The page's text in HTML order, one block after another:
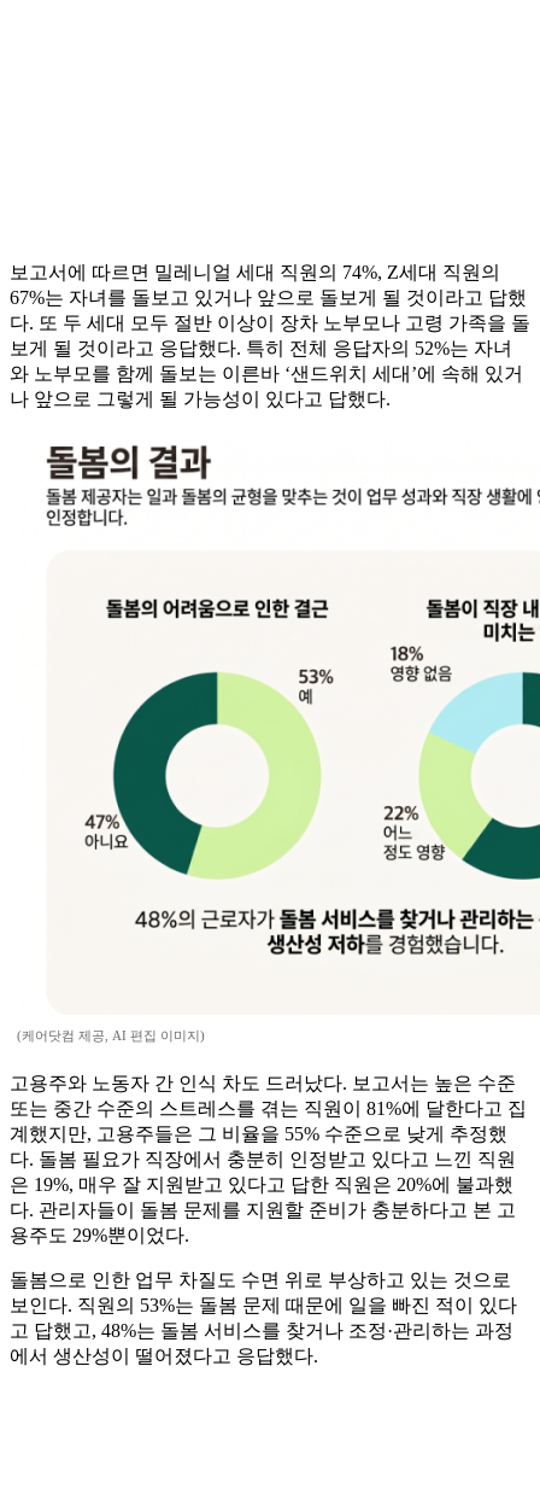
보고서에 따르면 밀레니얼 세대 직원의 74%, Z세대 직원의
67%는 자녀를 돌보고 있거나 앞으로 돌보게 될 것이라고 답했
다. 또 두 세대 모두 절반 이상이 장차 노부모나 고령 가족을 돌
보게 될 것이라고 응답했다. 특히 전체 응답자의 52%는 자녀
와 노부모를 함께 돌보는 이른바 ‘샌드위치 세대’에 속해 있거
나 앞으로 그렇게 될 가능성이 있다고 답했다.
(케어닷컴 제공, AI 편집 이미지)
고용주와 노동자 간 인식 차도 드러났다. 보고서는 높은 수준
또는 중간 수준의 스트레스를 겪는 직원이 81%에 달한다고 집
계했지만, 고용주들은 그 비율을 55% 수준으로 낮게 추정했
다. 돌봄 필요가 직장에서 충분히 인정받고 있다고 느낀 직원
은 19%, 매우 잘 지원받고 있다고 답한 직원은 20%에 불과했
다. 관리자들이 돌봄 문제를 지원할 준비가 충분하다고 본 고
용주도 29%뿐이었다.
돌봄으로 인한 업무 차질도 수면 위로 부상하고 있는 것으로
보인다. 직원의 53%는 돌봄 문제 때문에 일을 빠진 적이 있다
고 답했고, 48%는 돌봄 서비스를 찾거나 조정·관리하는 과정
에서 생산성이 떨어졌다고 응답했다.